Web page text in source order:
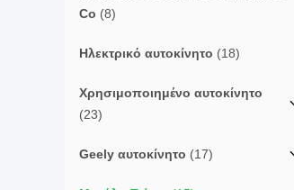
Co (8)
Ηλεκτρικό αυτοκίνητο (18)
Χρησιμοποιημένο αυτοκίνητο
(23)
Geely αυτοκίνητο (17)